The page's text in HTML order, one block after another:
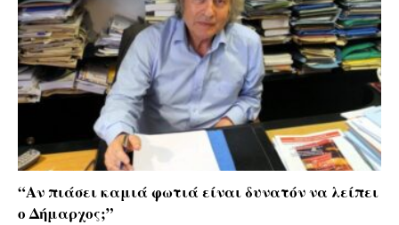
“Αν πιάσει καμιά φωτιά είναι δυνατόν να λείπει
ο Δήμαρχος;”